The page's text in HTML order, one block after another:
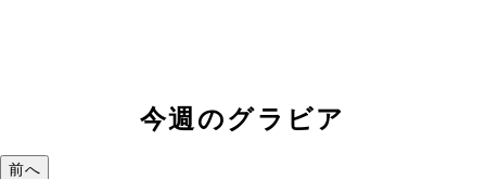
今週のグラビア
前へ